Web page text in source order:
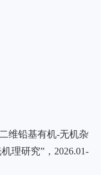
维铅基有机-无机杂
理研究”，2026.01-